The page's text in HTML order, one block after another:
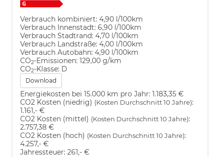
Verbrauch kombiniert: 4,90 l/100km
Verbrauch Innenstadt: 6,90 l/100km
Verbrauch Stadtrand: 4,70 l/100km
Verbrauch Landstraße: 4,00 l/100km
Verbrauch Autobahn: 4,90 l/100km
CO2-Emissionen: 129,00 g/km
CO2-Klasse: D
Download
Energiekosten bei 15.000 km pro Jahr: 1.183,35 €
CO2 Kosten (niedrig) (Kosten Durchschnitt 10 Jahre):
1.161,- €
CO2 Kosten (mittel) (Kosten Durchschnitt 10 Jahre):
2.757,38 €
CO2 Kosten (hoch) (Kosten Durchschnitt 10 Jahre):
4.257,- €
Jahressteuer: 261,- €